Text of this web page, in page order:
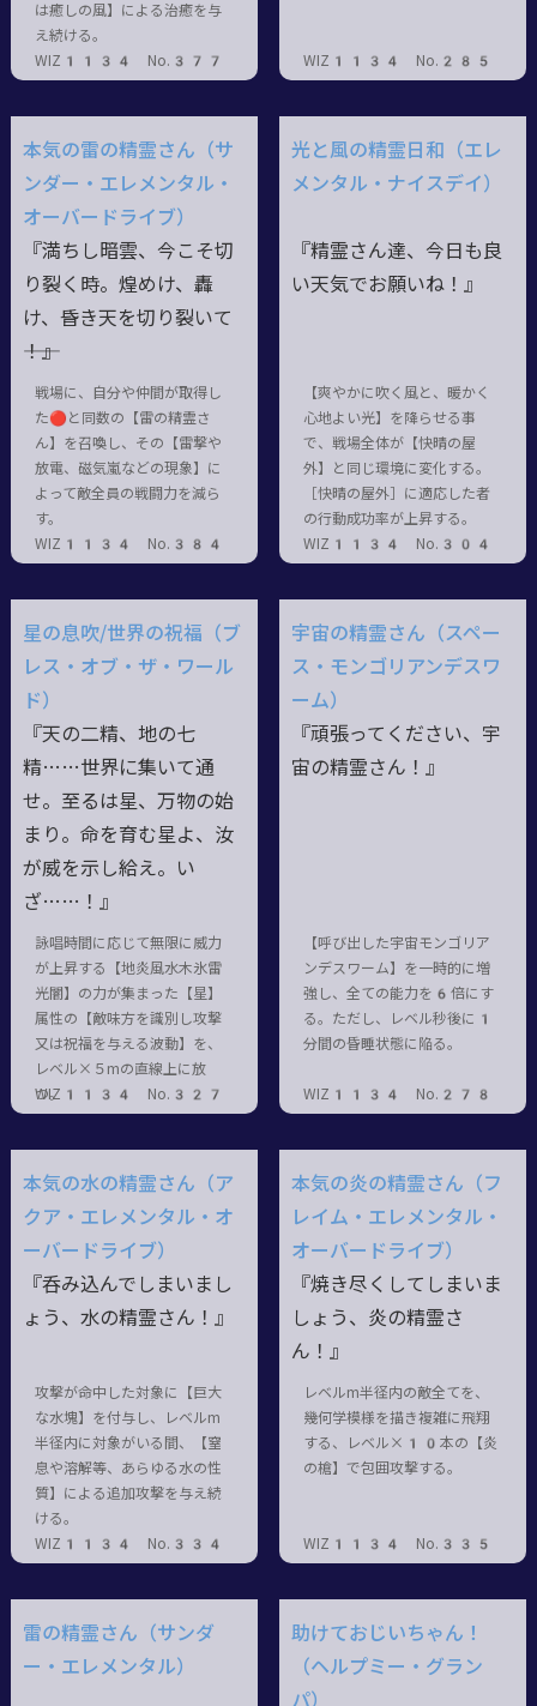
は癒しの風】による治癒を与
え続ける。
WIZ1134 No.377
WIZ1134 No.285
本気の雷の精霊さん（サ
ンダー・エレメンタル・
オーバードライブ）
『満ちし暗雲、今こそ切
り裂く時。煌めけ、轟
け、昏き天を切り裂いて
――！』
戦場に、自分や仲間が取得し
た🔴と同数の【雷の精霊さ
ん】を召喚し、その【雷撃や
放電、磁気嵐などの現象】に
よって敵全員の戦闘力を減ら
す。
WIZ1134 No.384
光と風の精霊日和（エレ
メンタル・ナイスデイ）
『精霊さん達、今日も良
い天気でお願いね！』
【爽やかに吹く風と、暖かく
心地よい光】を降らせる事
で、戦場全体が【快晴の屋
外】と同じ環境に変化する。
［快晴の屋外］に適応した者
の行動成功率が上昇する。
WIZ1134 No.304
星の息吹/世界の祝福（ブ
レス・オブ・ザ・ワール
ド）
『天の二精、地の七
精……世界に集いて通
せ。至るは星、万物の始
まり。命を育む星よ、汝
が威を示し給え。い
ざ……！』
詠唱時間に応じて無限に威力
が上昇する【地炎風水木氷雷
光闇】の力が集まった【星】
属性の【敵味方を識別し攻撃
又は祝福を与える波動】を、
レベル×５mの直線上に放
つ。
WIZ1134 No.327
宇宙の精霊さん（スペー
ス・モンゴリアンデスワ
ーム）
『頑張ってください、宇
宙の精霊さん！』
【呼び出した宇宙モンゴリア
ンデスワーム】を一時的に増
強し、全ての能力を6倍にす
る。ただし、レベル秒後に1
分間の昏睡状態に陥る。
WIZ1134 No.278
本気の水の精霊さん（ア
クア・エレメンタル・オ
ーバードライブ）
『呑み込んでしまいまし
ょう、水の精霊さん！』
攻撃が命中した対象に【巨大
な水塊】を付与し、レベルm
半径内に対象がいる間、【窒
息や溶解等、あらゆる水の性
質】による追加攻撃を与え続
ける。
WIZ1134 No.334
本気の炎の精霊さん（フ
レイム・エレメンタル・
オーバードライブ）
『焼き尽くしてしまいま
しょう、炎の精霊さ
ん！』
レベルm半径内の敵全てを、
幾何学模様を描き複雑に飛翔
する、レベル×10本の【炎
の槍】で包囲攻撃する。
WIZ1134 No.335
雷の精霊さん（サンダ
ー・エレメンタル）
助けておじいちゃん！
（ヘルプミー・グラン
パ）